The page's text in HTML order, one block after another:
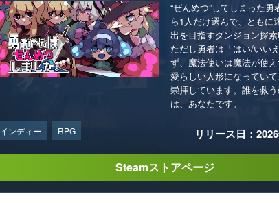
“ぜんめつ”してしまった勇
ら1人だけ選んで、ともに
出を目指すダンジョン探索
ただし勇者は「はい/いい
ず、魔法使いは魔法が使
愛らしい人形になってい
崇拝しています。誰を救
は、あなたです。
インディー RPG リリース日：
Steamストアページ